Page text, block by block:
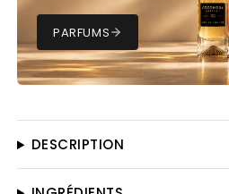
PARFUMS
DESCRIPTION